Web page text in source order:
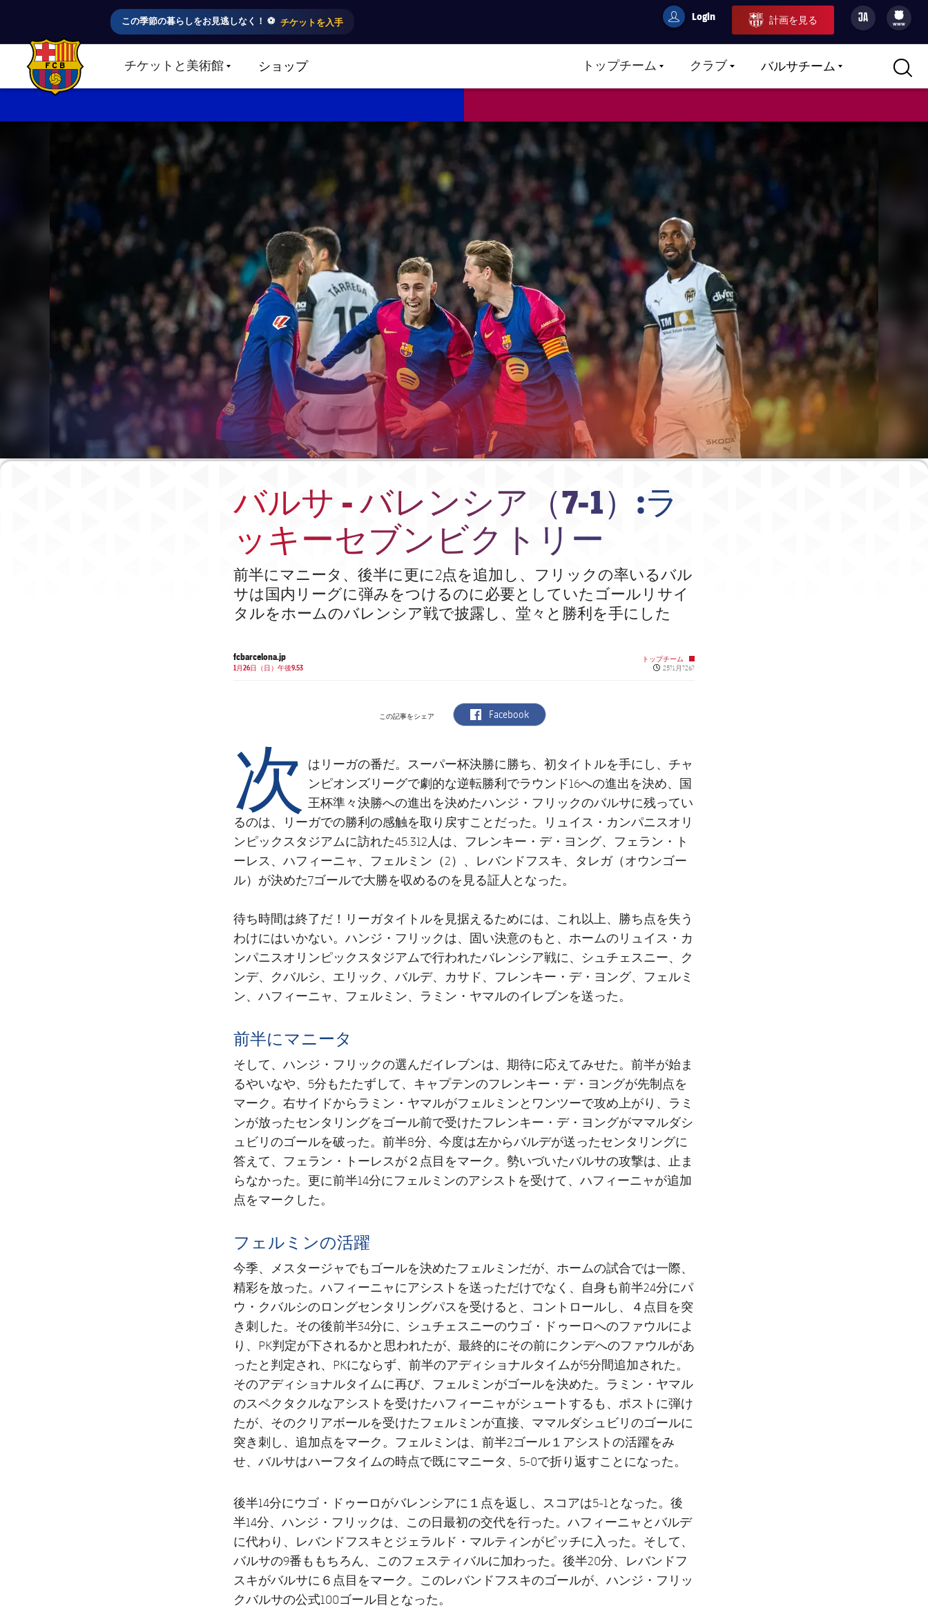
この季節の暮らしをお見逃しなく！ ⚽️ チケットを入手 userCulers
Login 計画を見る JA
filled-badge
www
FC Barcelona club badge チケットと美術館LABEL.SHARE.CARETDOWNショップ トップチームLABEL.ARIA.CARETDOWN
クラブLABEL.ARIA.CARETDOWN
バルサチームLABEL.ARIA.CARETDOWN
バルサ - バレンシア（7-1）:ラ
ッキーセブンビクトリー
前半にマニータ、後半に更に2点を追加し、フリックの率いるバル
サは国内リーグに弾みをつけるのに必要としていたゴールリサイ
タルをホームのバレンシア戦で披露し、堂々と勝利を手にした
fcbarcelona.jp
1月26日（日）午後9.53
トップチーム
Published news
25?1月?26?
この記事をシェア label.aria.facebook
Facebook
次
はリーガの番だ。スーパー杯決勝に勝ち、初タイトルを手にし、チャ
ンピオンズリーグで劇的な逆転勝利でラウンド16への進出を決め、国
王杯準々決勝への進出を決めたハンジ・フリックのバルサに残ってい
るのは、リーガでの勝利の感触を取り戻すことだった。リュイス・カンパニスオリ
ンピックスタジアムに訪れた45.312人は、フレンキー・デ・ヨング、フェラン・ト
ーレス、ハフィーニャ、フェルミン（2）、レバンドフスキ、タレガ（オウンゴー
ル）が決めた7ゴールで大勝を収めるのを見る証人となった。
待ち時間は終了だ！リーガタイトルを見据えるためには、これ以上、勝ち点を失う
わけにはいかない。ハンジ・フリックは、固い決意のもと、ホームのリュイス・カ
ンパニスオリンピックスタジアムで行われたバレンシア戦に、シュチェスニー、ク
ンデ、クバルシ、エリック、バルデ、カサド、フレンキー・デ・ヨング、フェルミ
ン、ハフィーニャ、フェルミン、ラミン・ヤマルのイレブンを送った。
前半にマニータ
そして、ハンジ・フリックの選んだイレブンは、期待に応えてみせた。前半が始ま
るやいなや、5分もたたずして、キャプテンのフレンキー・デ・ヨングが先制点を
マーク。右サイドからラミン・ヤマルがフェルミンとワンツーで攻め上がり、ラミ
ンが放ったセンタリングをゴール前で受けたフレンキー・デ・ヨングがママルダシ
ュビリのゴールを破った。前半8分、今度は左からバルデが送ったセンタリングに
答えて、フェラン・トーレスが２点目をマーク。勢いづいたバルサの攻撃は、止ま
らなかった。更に前半14分にフェルミンのアシストを受けて、ハフィーニャが追加
点をマークした。
フェルミンの活躍
今季、メスタージャでもゴールを決めたフェルミンだが、ホームの試合では一際、
精彩を放った。ハフィーニャにアシストを送っただけでなく、自身も前半24分にパ
ウ・クバルシのロングセンタリングパスを受けると、コントロールし、４点目を突
き刺した。その後前半34分に、シュチェスニーのウゴ・ドゥーロへのファウルによ
り、PK判定が下されるかと思われたが、最終的にその前にクンデへのファウルがあ
ったと判定され、PKにならず、前半のアディショナルタイムが5分間追加された。
そのアディショナルタイムに再び、フェルミンがゴールを決めた。ラミン・ヤマル
のスペクタクルなアシストを受けたハフィーニャがシュートするも、ポストに弾け
たが、そのクリアボールを受けたフェルミンが直接、ママルダシュビリのゴールに
突き刺し、追加点をマーク。フェルミンは、前半2ゴール１アシストの活躍をみ
せ、バルサはハーフタイムの時点で既にマニータ、5-0で折り返すことになった。
後半14分にウゴ・ドゥーロがバレンシアに１点を返し、スコアは5-1となった。後
半14分、ハンジ・フリックは、この日最初の交代を行った。ハフィーニャとバルデ
に代わり、レバンドフスキとジェラルド・マルティンがピッチに入った。そして、
バルサの9番ももちろん、このフェスティバルに加わった。後半20分、レバンドフ
スキがバルサに６点目をマーク。このレバンドフスキのゴールが、ハンジ・フリッ
クバルサの公式100ゴール目となった。